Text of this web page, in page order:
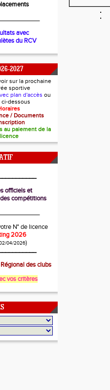
avec
du RCV
2027
sur la prochaine
sportive
plan d'accès ou
ci-dessous
/ Documents
au paiement de la
licence
officiels et
compétitions
N° de licence
2026
04/2026)
des clubs
vos critères